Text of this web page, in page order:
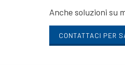
Anche soluzioni su
CONTATTACI PER